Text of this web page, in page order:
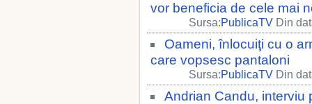
vor beneficia de cele mai
Sursa:PublicaTV Din
Oameni, înlocuiţi cu o
care vopsesc pantaloni
Sursa:PublicaTV Din
Andrian Candu, interviu